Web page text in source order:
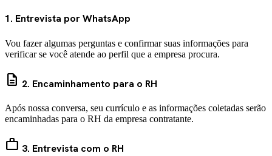
1. Entrevista por WhatsApp
Vou fazer algumas perguntas e confirmar suas informações para
verificar se você atende ao perfil que a empresa procura.
description 2. Encaminhamento para o RH
Após nossa conversa, seu currículo e as informações coletadas serão
encaminhadas para o RH da empresa contratante.
work 3. Entrevista com o RH